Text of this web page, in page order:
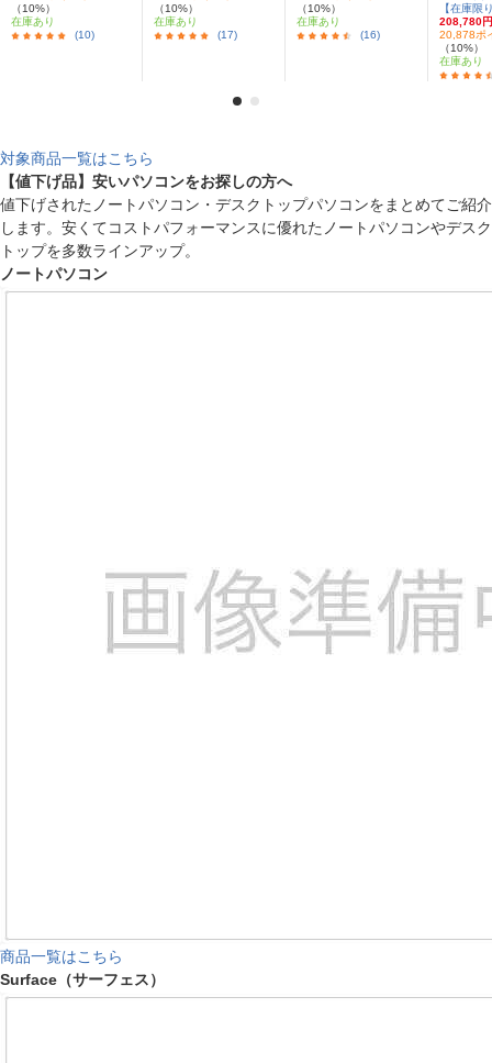
（10%）
在庫あり
(10)
（10%）
在庫あり
(17)
（10%）
在庫あり
(16)
【在庫限
208,780円
20,878ポ
（10%）
在庫あり
対象商品一覧はこちら
【値下げ品】安いパソコンをお探しの方へ
値下げされたノートパソコン・デスクトップパソコンをまとめてご紹介
します。安くてコストパフォーマンスに優れたノートパソコンやデスク
トップを多数ラインアップ。
ノートパソコン
商品一覧はこちら
Surface（サーフェス）